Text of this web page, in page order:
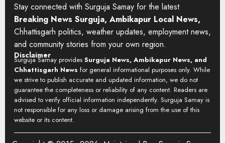
Stay connected with Surguja Samay for the latest
Breaking News Surguja, Ambikapur Local News,
Chhattisgarh politics, weather updates, employment news,
and community stories from your own region.
Disclaimer
Surguja Samay provides Surguja News, Ambikapur News, and
Chhattisgarh News for general informational purposes only. While
we strive to publish accurate and updated information, we do not
guarantee the completeness or reliability of any content. Readers are
advised to verify official information independently. Surguja Samay is
not responsible for any loss or damage arising from the use of this
website or its content.